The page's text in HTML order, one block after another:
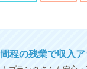
程の残業で収入ア